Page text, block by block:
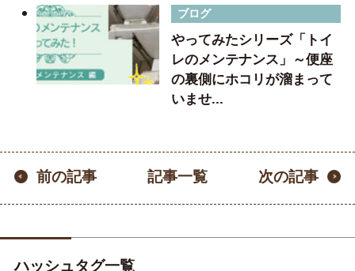
ブログ
やってみたシリーズ「トイ
レのメンテナンス」～便座
の裏側にホコリが溜まって
いませ...
前の記事 記事一覧 次の記事
ハッシュタグ一覧